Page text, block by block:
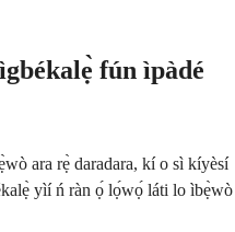
fún ìpàdé
ara rẹ̀ daradara, kí o sì kíyèsí
yìí ń ràn ọ́ lọ́wọ́ láti lo ìbẹ̀wò